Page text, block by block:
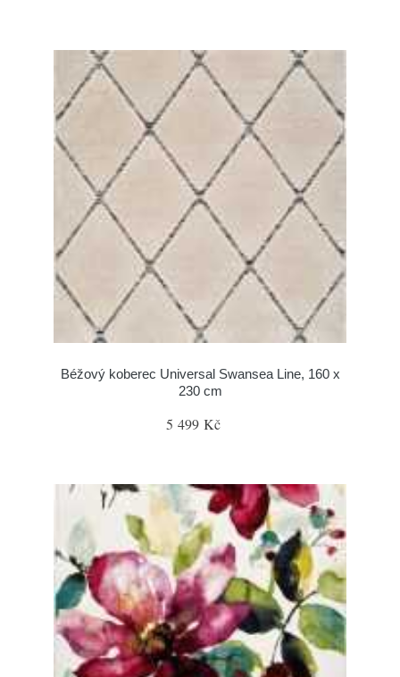
Béžový koberec Universal Swansea Line, 160 x
230 cm
5 499 Kč